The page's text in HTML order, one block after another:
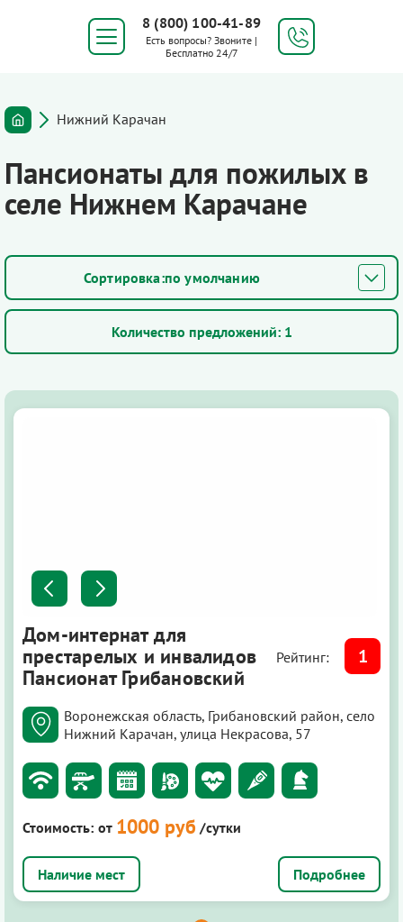
8 (800) 100-41-89
Есть вопросы? Звоните |
Бесплатно 24/7
Нижний Карачан
Пансионаты для пожилых в
селе Нижнем Карачане
по умолчанию
Количество предложений: 1
Дом-интернат для
престарелых и инвалидов
Пансионат Грибановский
Рейтинг: 1
Воронежская область, Грибановский район, село
Нижний Карачан, улица Некрасова, 57
Стоимость: от 1000 руб /сутки
Подробнее